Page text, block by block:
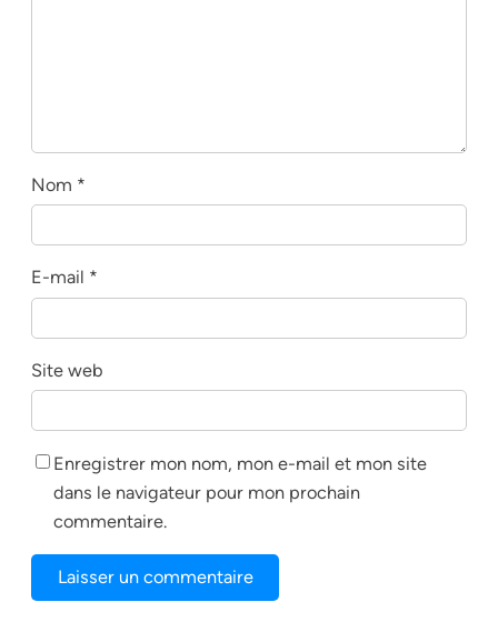
Nom *
E-mail *
Site web
Enregistrer mon nom, mon e-mail et mon site
dans le navigateur pour mon prochain
commentaire.